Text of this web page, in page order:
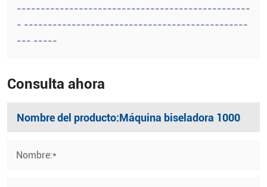
-------------------------------------------------
- -----------------------------------------------
--- -----
Consulta ahora
Nombre:*